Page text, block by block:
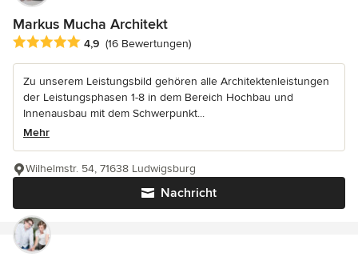
Markus Mucha Architekt
Durchschnittliche Bewertung: 4.9 von 5 Sternen
4,9 (16 Bewertungen)
Zu unserem Leistungsbild gehören alle Architektenleistungen
der Leistungsphasen 1-8 in dem Bereich Hochbau und
Innenausbau mit dem Schwerpunkt...
Mehr
Nachricht
Wilhelmstr. 54, 71638 Ludwigsburg